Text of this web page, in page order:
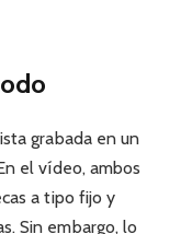
grabada en un
el vídeo, ambos
a tipo fijo y
Sin embargo, lo